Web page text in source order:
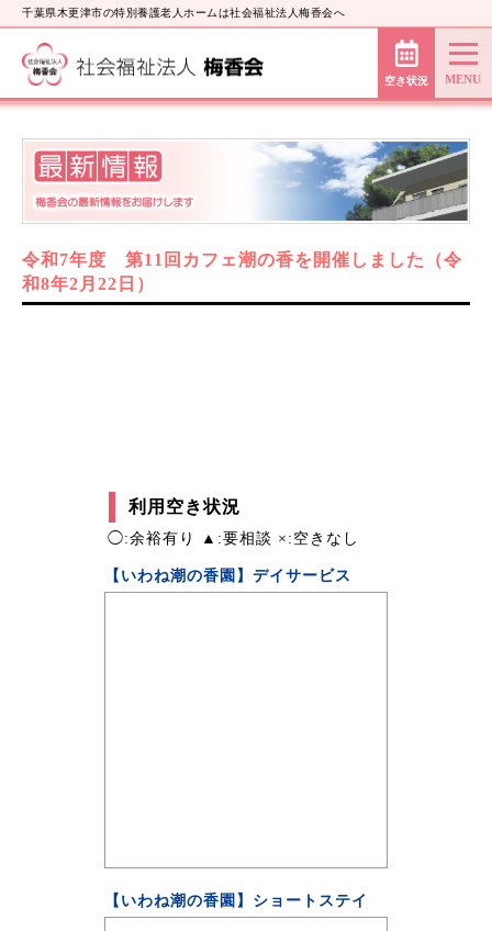
千葉県木更津市の特別養護老人ホームは社会福祉法人梅香会へ
空き状況
利用空き状況
◯:余裕有り ▲:要相談 ×:空きなし
【いわね潮の香園】デイサービス
【いわね潮の香園】ショートステイ
令和7年度 第11回カフェ潮の香を開催しました（令
和8年2月22日）